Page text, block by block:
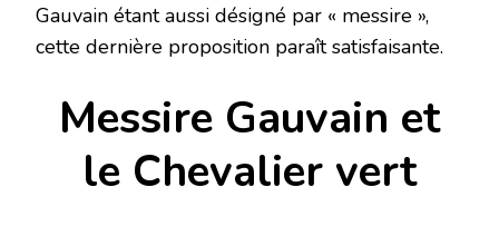
Gauvain étant aussi désigné par « messire »,
cette dernière proposition paraît satisfaisante.
Messire Gauvain et
le Chevalier vert